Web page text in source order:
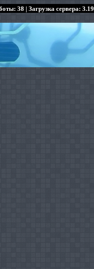
38 | Загрузка сервера: 3.19